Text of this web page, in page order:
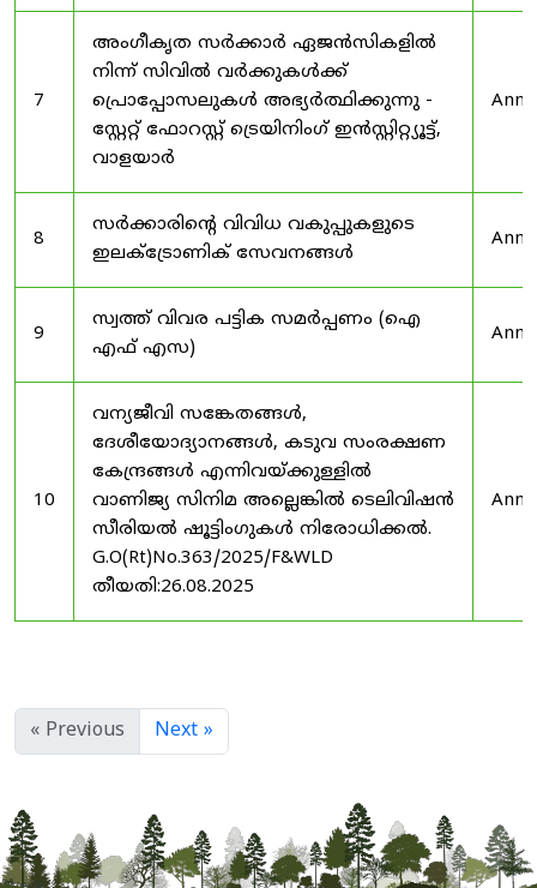
7
അംഗീകൃത സർക്കാർ ഏജൻസികളിൽ
നിന്ന് സിവിൽ വർക്കുകൾക്ക്
പ്രൊപ്പോസലുകൾ അഭ്യർത്ഥിക്കുന്നു -
സ്റ്റേറ്റ് ഫോറസ്റ്റ് ട്രെയിനിംഗ് ഇൻസ്റ്റിറ്റ്യൂട്ട്,
വാളയാർ
8
സർക്കാരിന്റെ വിവിധ വകുപ്പുകളുടെ
ഇലക്ട്രോണിക് സേവനങ്ങൾ
9
സ്വത്ത് വിവര പട്ടിക സമർപ്പണം (ഐ
എഫ് എസ)
10
വന്യജീവി സങ്കേതങ്ങൾ,
ദേശീയോദ്യാനങ്ങൾ, കടുവ സംരക്ഷണ
കേന്ദ്രങ്ങൾ എന്നിവയ്ക്കുള്ളിൽ
വാണിജ്യ സിനിമ അല്ലെങ്കിൽ ടെലിവിഷൻ
സീരിയൽ ഷൂട്ടിംഗുകൾ നിരോധിക്കൽ.
G.O(Rt)No.363/2025/F&WLD
തീയതി:26.08.2025
« Previous Next »